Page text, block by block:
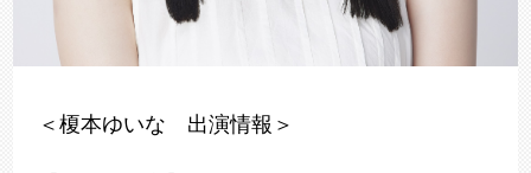
＜榎本ゆいな 出演情報＞